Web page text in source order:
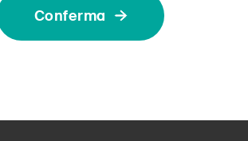
Conferma